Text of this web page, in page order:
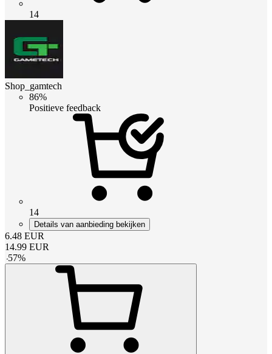
14
Shop_gamtech
86%
Positieve feedback
14
Details van aanbieding bekijken
6.48 EUR
14.99 EUR
-57%